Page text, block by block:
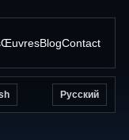
ŒuvresBlogContact
Русский